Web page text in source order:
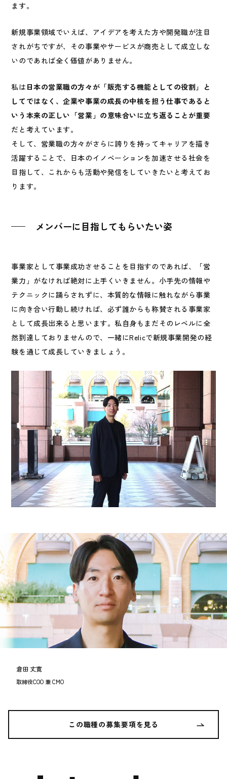
ます。
新規事業領域でいえば、アイデアを考えた方や開発職が注目
されがちですが、その事業やサービスが商売として成立しな
いのであれば全く価値がありません。
私は 日本の営業職の方々が「販売する機能としての役割」と
してではなく、企業や事業の成長の中核を担う仕事であると
いう本来の正しい「営業」の意味合いに立ち返ることが重要
だと考えています。
そして、営業職の方々がさらに誇りを持ってキャリアを描き
活躍することで、日本のイノベーションを加速させる社会を
目指して、これからも活動や発信をしていきたいと考えてお
ります。
メンバーに目指してもらいたい姿
事業家として事業成功させることを目指すのであれば、「営
業力」がなければ絶対に上手くいきません。小手先の情報や
テクニックに踊らされずに、本質的な情報に触れながら事業
に向き合い行動し続ければ、必ず誰からも称賛される事業家
として成長出来ると思います。私自身もまだそのレベルに全
然到達しておりませんので、一緒にRelicで新規事業開発の経
験を通じて成長していきましょう。
倉田 丈寛
取締役COO 兼 CMO
この職種の募集要項を見る